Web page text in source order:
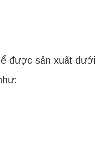
được sản xuất dưới